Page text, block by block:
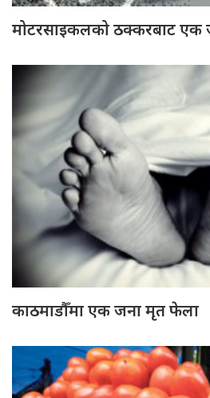
मोटरसाइकलको ठक्करबाट एक
काठमाडौँमा एक जना मृत फेला